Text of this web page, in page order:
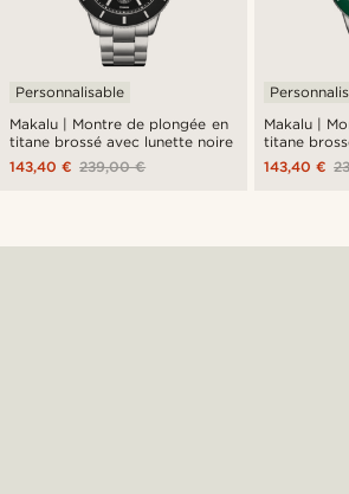
Makalu | Montre de plongée en
titane brossé avec lunette noire
Personnalisable
239,00 €
143,40 €
Makalu |
titane
143,40 €